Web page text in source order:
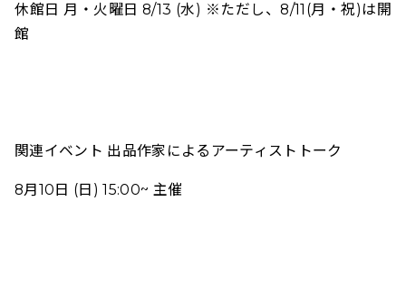
休館日 月・火曜日 8/13 (水) ※ただし、8/11(月・祝)は開
館
関連イベント 出品作家によるアーティストトーク
8月10日 (日) 15:00~ 主催